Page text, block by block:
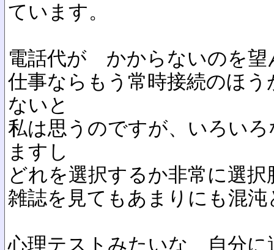
ています。
電話代が かからないのを望
仕事ならもう常時接続のほ
ないと
私は思うのですが、いろい
ますし
どれを選択するか非常に選
雑誌を見てもあまりにも混
心理テストみたいな 自分に